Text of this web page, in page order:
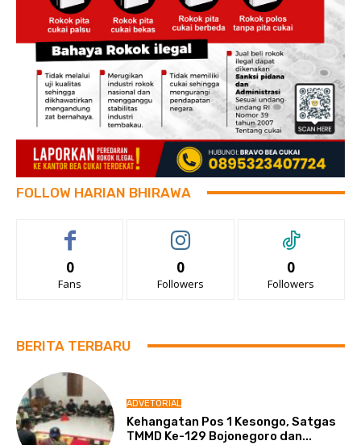
FOLLOW HARIAN BHIRAWA
0
Fans
0
Followers
0
Followers
BERITA TERBARU
ADVETORIAL
Kehangatan Pos 1 Kesongo, Satgas
TMMD Ke-129 Bojonegoro dan...